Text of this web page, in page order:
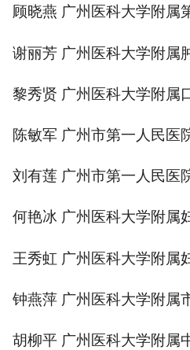
顾晓燕 广州医科大学附属
谢丽芳 广州医科大学附属
黎秀贤 广州医科大学附属
陈敏军 广州市第一人民医
刘有莲 广州市第一人民医
何艳冰 广州医科大学附属
王秀虹 广州医科大学附属
钟燕萍 广州医科大学附属
胡柳平 广州医科大学附属